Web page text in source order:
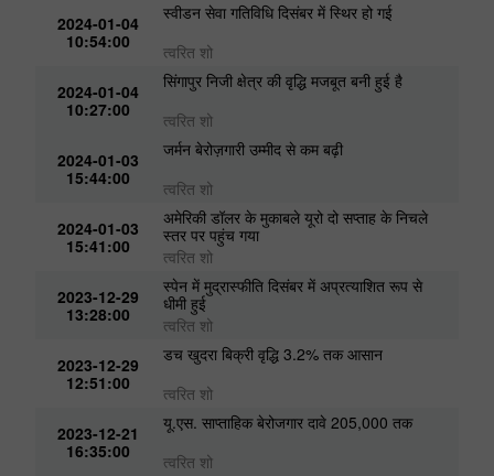
2024-01-04
10:54:00
स्वीडन सेवा गतिविधि दिसंबर में स्थिर हो गई
त्वरित शो
2024-01-04
10:27:00
सिंगापुर निजी क्षेत्र की वृद्धि मजबूत बनी हुई है
त्वरित शो
2024-01-03
15:44:00
जर्मन बेरोज़गारी उम्मीद से कम बढ़ी
त्वरित शो
2024-01-03
15:41:00
अमेरिकी डॉलर के मुकाबले यूरो दो सप्ताह के निचले
स्तर पर पहुंच गया
त्वरित शो
2023-12-29
13:28:00
स्पेन में मुद्रास्फीति दिसंबर में अप्रत्याशित रूप से
धीमी हुई
त्वरित शो
2023-12-29
12:51:00
डच खुदरा बिक्री वृद्धि 3.2% तक आसान
त्वरित शो
2023-12-21
16:35:00
यू.एस. साप्ताहिक बेरोजगार दावे 205,000 तक
त्वरित शो